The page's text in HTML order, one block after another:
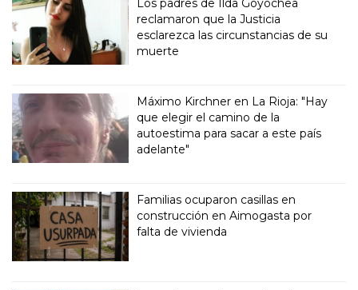
Los padres de Ilda Goyochea
reclamaron que la Justicia
esclarezca las circunstancias de su
muerte
Máximo Kirchner en La Rioja: "Hay
que elegir el camino de la
autoestima para sacar a este país
adelante"
Familias ocuparon casillas en
construcción en Aimogasta por
falta de vivienda